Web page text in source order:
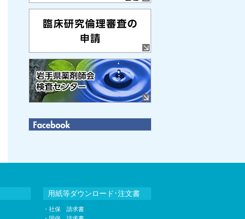
用紙等ダウンロード･注文書
・社保 請求書